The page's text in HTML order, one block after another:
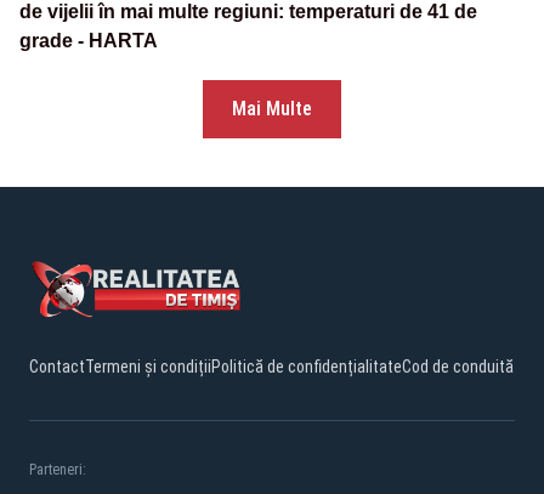
de vijelii în mai multe regiuni: temperaturi de 41 de
grade - HARTA
Mai Multe
ContactTermeni și condițiiPolitică de confidențialitateCod de conduită
Parteneri: